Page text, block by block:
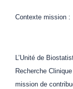
Contexte mission :
L’Unité de
Recherche
mission de